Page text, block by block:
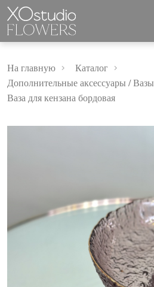
На главную
Каталог
Дополнительные аксессуары / Вазы
Ваза для кензана бордовая